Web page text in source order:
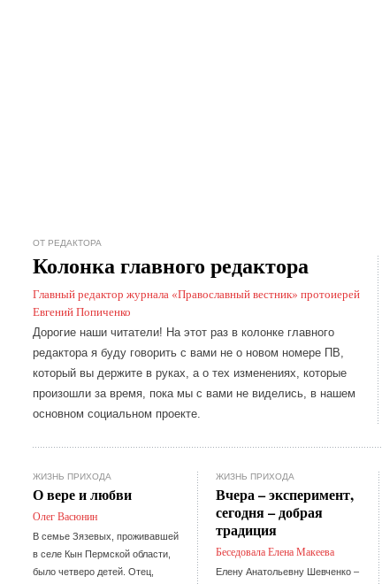
ОТ РЕДАКТОРА
Колонка главного редактора
Главный редактор журнала «Православный вестник» протоиерей
Евгений Попиченко
Дорогие наши читатели! На этот раз в колонке главного
редактора я буду говорить с вами не о новом номере ПВ,
который вы держите в руках, а о тех изменениях, которые
произошли за время, пока мы с вами не виделись, в нашем
основном социальном проекте.
ЖИЗНЬ ПРИХОДА
О вере и любви
Олег Васюнин
В семье Зязевых, проживавшей
в селе Кын Пермской области,
было четверо детей. Отец,
ЖИЗНЬ ПРИХОДА
Вчера – эксперимент,
сегодня – добрая
традиция
Беседовала Елена Макеева
Елену Анатольевну Шевченко –